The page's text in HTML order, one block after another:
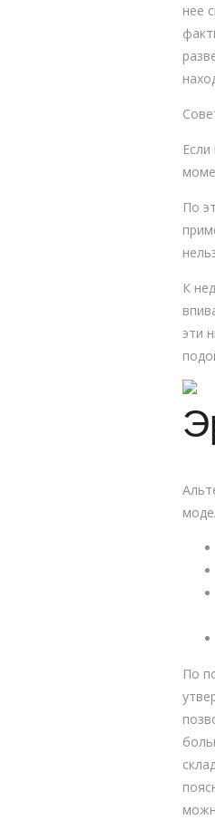
нее
По
К
эти
По